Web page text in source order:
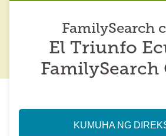
FamilySearch
El Triunfo
FamilySearch
KUMUHA NG